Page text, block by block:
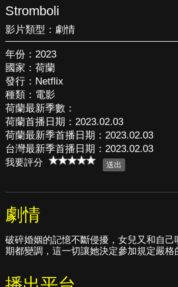
Stromboli
影片類型： 劇情
年份：2023
國家：荷蘭
發行：Netflix
種類：電影
荷蘭最新季數：
荷蘭首播日期：2023.02.03
荷蘭最新季首播日期：2023.02.03
台灣最新季首播日期：2023.02.03
我要評分
劇情
破碎婚姻的記憶不斷侵擾，女兒又和自己
期都變調，這一切讓她決定參加規定嚴格